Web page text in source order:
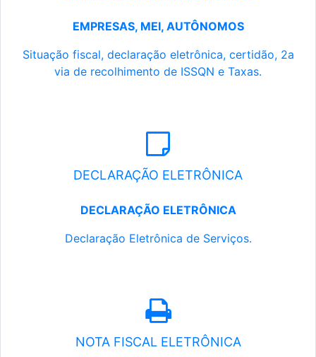
EMPRESAS, MEI, AUTÔNOMOS
Situação fiscal, declaração eletrônica, certidão, 2a
via de recolhimento de ISSQN e Taxas.
DECLARAÇÃO ELETRÔNICA
DECLARAÇÃO ELETRÔNICA
Declaração Eletrônica de Serviços.
NOTA FISCAL ELETRÔNICA